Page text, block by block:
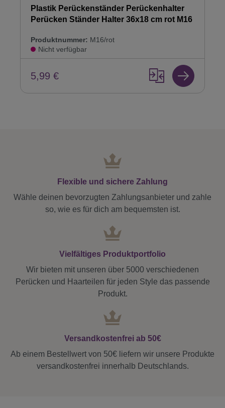
Plastik Perückenständer Perückenhalter
Perücken Ständer Halter 36x18 cm rot M16
Produktnummer: M16/rot
Nicht verfügbar
5,99 €
Flexible und sichere Zahlung
Wähle deinen bevorzugten Zahlungsanbieter und zahle
so, wie es für dich am bequemsten ist.
Vielfältiges Produktportfolio
Wir bieten mit unseren über 5000 verschiedenen
Perücken und Haarteilen für jeden Style das passende
Produkt.
Versandkostenfrei ab 50€
Ab einem Bestellwert von 50€ liefern wir unsere Produkte
versandkostenfrei innerhalb Deutschlands.